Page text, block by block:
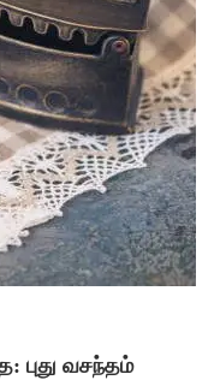
புது வசந்தம்